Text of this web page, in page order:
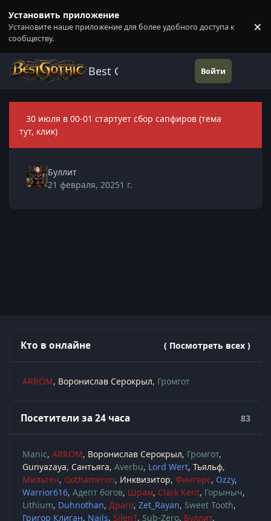
Установить приложение
Установите наше приложение для более удобного доступа к
сообществу.
×
Best Gothic Forums Войти
30 июля в 00-01 стартует сбор сапфиров (тема
тут, клик)
Буллит
21 февраля, 20251 г.
Кто в онлайне ( Посмотреть всех )
ARROM Воронислав Серокрыл Громгот
Посетители за 24 часа 83
Manic ARROM Воронислав Серокрыл Громгот
Gunyazaya Сантьяга Averbu Lord Wert Тьяльф
Мильтен Gothameron Инквизитор Фингерс Ozzy
Warrior616 Адепт богов Шрам Clark Kent Горыныч
Lithium Duhnothan Драго Zet_Rayan Sweet Tooth
Григор Клиган Nails SilenT Sub-Zero Буллит